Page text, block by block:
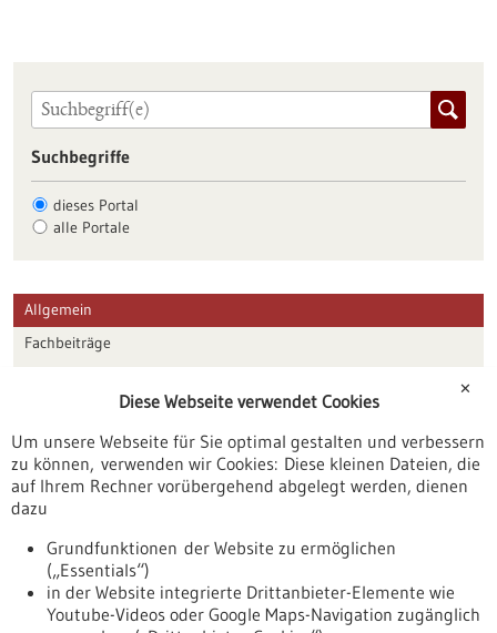
Suchbegriffe
dieses Portal
alle Portale
Allgemein
Fachbeiträge
Veranstaltungen
Erscheinungsdatum
✕
Diese Webseite verwendet Cookies
Um unsere Webseite für Sie optimal gestalten und verbessern
zu können, verwenden wir Cookies: Diese kleinen Dateien, die
auf Ihrem Rechner vorübergehend abgelegt werden, dienen
dazu
Grundfunktionen der Website zu ermöglichen
(„Essentials“)
in der Website integrierte Drittanbieter-Elemente wie
Youtube-Videos oder Google Maps-Navigation zugänglich